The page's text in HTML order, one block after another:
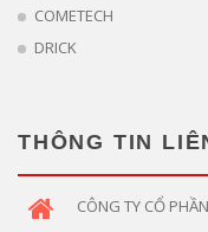
COMETECH
DRICK
THÔNG TIN
CÔNG TY CỔ